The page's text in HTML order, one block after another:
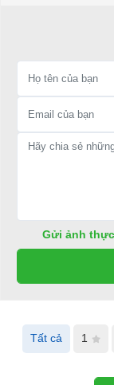
đây là đơn vị nhập
với giá tốt nhất
Xediendulich.com
LIÊN HỆ
Điện thoại: 08 68
E-mail:
Website:
Gửi ảnh
Tất cả 1